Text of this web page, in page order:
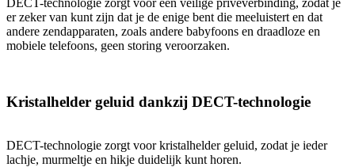
DECT-technologie zorgt voor een veilige privéverbinding, zodat je
er zeker van kunt zijn dat je de enige bent die meeluistert en dat
andere zendapparaten, zoals andere babyfoons en draadloze en
mobiele telefoons, geen storing veroorzaken.
Kristalhelder geluid dankzij DECT-technologie
DECT-technologie zorgt voor kristalhelder geluid, zodat je ieder
lachje, murmeltje en hikje duidelijk kunt horen.